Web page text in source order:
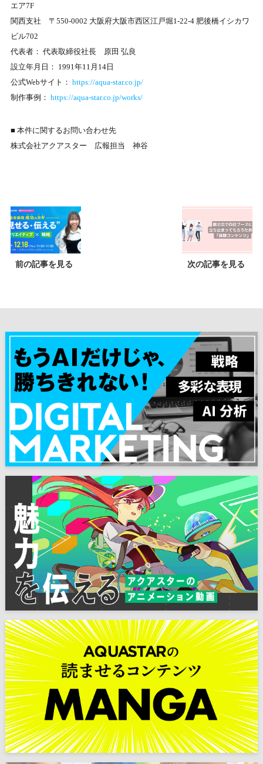
エア7F
関西支社 〒550-0002 大阪府大阪市西区江戸堀1-22-4 肥後橋イシカワ
ビル702
代表者： 代表取締役社長 原田 弘良
設立年月日： 1991年11月14日
公式Webサイト： https://aqua-star.co.jp/
制作事例： https://aqua-star.co.jp/works/
■ 本件に関するお問い合わせ先
株式会社アクアスター 広報担当 神谷
前の記事を見る 次の記事を見る